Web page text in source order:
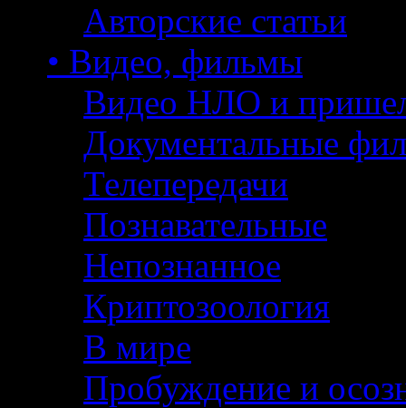
Авторские статьи
• Видео, фильмы
Видео НЛО и
Документальные
Телепередачи
Познавательные
Непознанное
Криптозоология
В мире
Пробуждение и